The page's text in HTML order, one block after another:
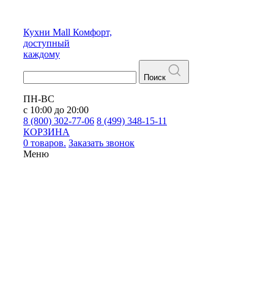
Кухни Mall Комфорт,
доступный
каждому
Поиск
ПН-ВС
с 10:00 до 20:00
8 (800) 302-77-06 8 (499) 348-15-11
КОРЗИНА
0 товаров. Заказать звонок
Меню